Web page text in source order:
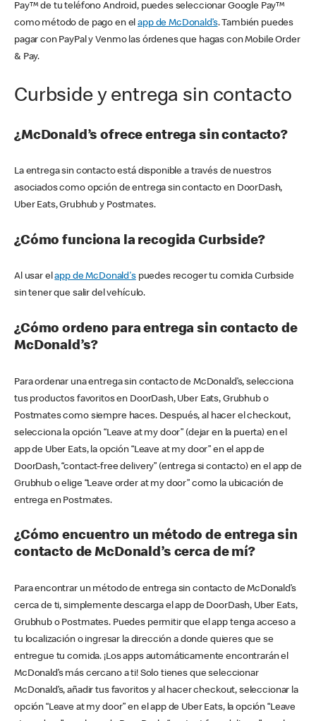
Pay™ de tu teléfono Android, puedes seleccionar Google Pay™
como método de pago en elapp de McDonald’s. También puedes
pagar con PayPal y Venmo las órdenes que hagas con Mobile Order
& Pay.
Curbside y entrega sin contacto
¿McDonald’s ofrece entrega sin contacto?
La entrega sin contacto está disponible a través de nuestros
asociados como opción de entrega sin contacto en DoorDash,
Uber Eats, Grubhub y Postmates.
¿Cómo funciona la recogida Curbside?
Al usar elapp de McDonald'spuedes recoger tu comida Curbside
sin tener que salir del vehículo.
¿Cómo ordeno para entrega sin contacto de
McDonald’s?
Para ordenar una entrega sin contacto de McDonald’s, selecciona
tus productos favoritos en DoorDash, Uber Eats, Grubhub o
Postmates como siempre haces. Después, al hacer el checkout,
selecciona la opción “Leave at my door” (dejar en la puerta) en el
app de Uber Eats, la opción “Leave at my door” en el app de
DoorDash, “contact-free delivery” (entrega si contacto) en el app de
Grubhub o elige “Leave order at my door” como la ubicación de
entrega en Postmates.
¿Cómo encuentro un método de entrega sin
contacto de McDonald’s cerca de mí?
Para encontrar un método de entrega sin contacto de McDonald’s
cerca de ti, simplemente descarga el app de DoorDash, Uber Eats,
Grubhub o Postmates. Puedes permitir que el app tenga acceso a
tu localización o ingresar la dirección a donde quieres que se
entregue tu comida. ¡Los apps automáticamente encontrarán el
McDonald’s más cercano a ti! Solo tienes que seleccionar
McDonald’s, añadir tus favoritos y al hacer checkout, seleccionar la
opción “Leave at my door” en el app de Uber Eats, la opción “Leave